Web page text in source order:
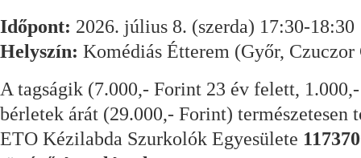
Időpont: 2026. július 8. (szerda) 17:30-18:30
Helyszín: Komédiás Étterem (Győr, Czuczor
A tagságik (7.000,- Forint 23 év felett,
bérletek árát (29.000,- Forint) természetesen
ETO Kézilabda Szurkolók Egyesülete